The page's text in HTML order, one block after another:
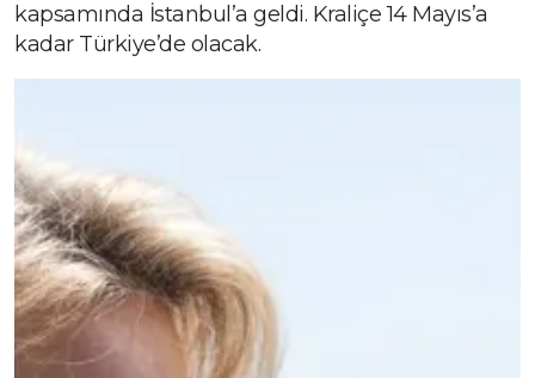
kapsamında İstanbul’a geldi. Kraliçe 14 Mayıs’a
kadar Türkiye’de olacak.